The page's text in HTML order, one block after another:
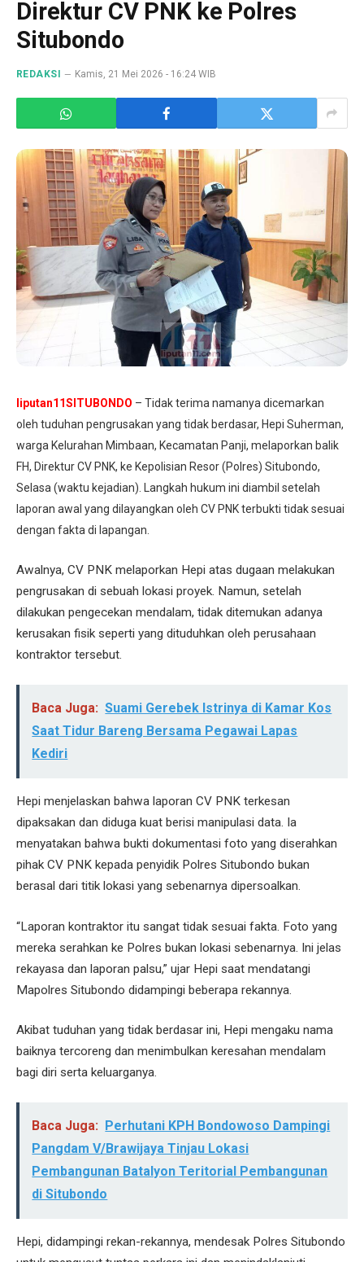
Direktur CV PNK ke Polres
Situbondo
REDAKSI Kamis, 21 Mei 2026 - 16:24 WIB
liputan11SITUBONDO – Tidak terima namanya dicemarkan
oleh tuduhan pengrusakan yang tidak berdasar, Hepi Suherman,
warga Kelurahan Mimbaan, Kecamatan Panji, melaporkan balik
FH, Direktur CV PNK, ke Kepolisian Resor (Polres) Situbondo,
Selasa (waktu kejadian). Langkah hukum ini diambil setelah
laporan awal yang dilayangkan oleh CV PNK terbukti tidak sesuai
dengan fakta di lapangan.
Awalnya, CV PNK melaporkan Hepi atas dugaan melakukan
pengrusakan di sebuah lokasi proyek. Namun, setelah
dilakukan pengecekan mendalam, tidak ditemukan adanya
kerusakan fisik seperti yang dituduhkan oleh perusahaan
kontraktor tersebut.
Baca Juga: Suami Gerebek Istrinya di Kamar Kos
Saat Tidur Bareng Bersama Pegawai Lapas
Kediri
Hepi menjelaskan bahwa laporan CV PNK terkesan
dipaksakan dan diduga kuat berisi manipulasi data. Ia
menyatakan bahwa bukti dokumentasi foto yang diserahkan
pihak CV PNK kepada penyidik Polres Situbondo bukan
berasal dari titik lokasi yang sebenarnya dipersoalkan.
“Laporan kontraktor itu sangat tidak sesuai fakta. Foto yang
mereka serahkan ke Polres bukan lokasi sebenarnya. Ini jelas
rekayasa dan laporan palsu,” ujar Hepi saat mendatangi
Mapolres Situbondo didampingi beberapa rekannya.
Akibat tuduhan yang tidak berdasar ini, Hepi mengaku nama
baiknya tercoreng dan menimbulkan keresahan mendalam
bagi diri serta keluarganya.
Baca Juga:
Perhutani KPH Bondowoso Dampingi
Pangdam V/Brawijaya Tinjau Lokasi
Pembangunan Batalyon Teritorial Pembangunan
di Situbondo
Hepi, didampingi rekan-rekannya, mendesak Polres Situbondo